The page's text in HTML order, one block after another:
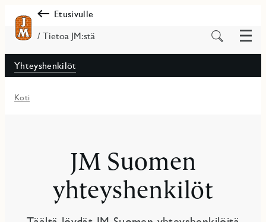
Etusivulle
/ Tietoa JM:stä
Etsi
Yhteyshenkilöt
Koti
JM Suomen
yhteyshenkilöt